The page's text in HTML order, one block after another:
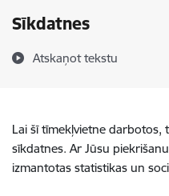
Sīkdatnes
Atskaņot tekstu
Lai šī tīmekļvietne darbotos,
sīkdatnes. Ar Jūsu
izmantotas statistikas un